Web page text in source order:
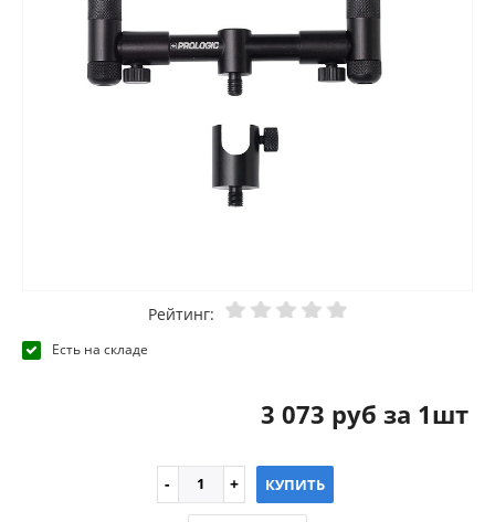
Рейтинг:
Есть на складе
3 073 руб за 1шт
КУПИТЬ